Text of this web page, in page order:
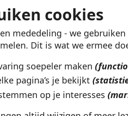
cookies
mededeling - we
Dit is wat we ermee
soepeler maken
pagina’s je bekijkt
op je interesses
rapportages als
serieus neemt en
goed team. Er is
en om mee te